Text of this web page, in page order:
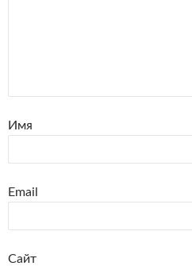
Имя
Email
Сайт